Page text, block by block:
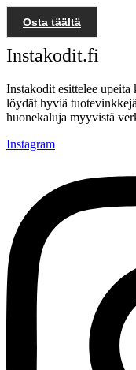
Osta täältä
Instakodit.fi
Instakodit esittelee
löydät hyviä
huonekaluja myyvistä
Instagram